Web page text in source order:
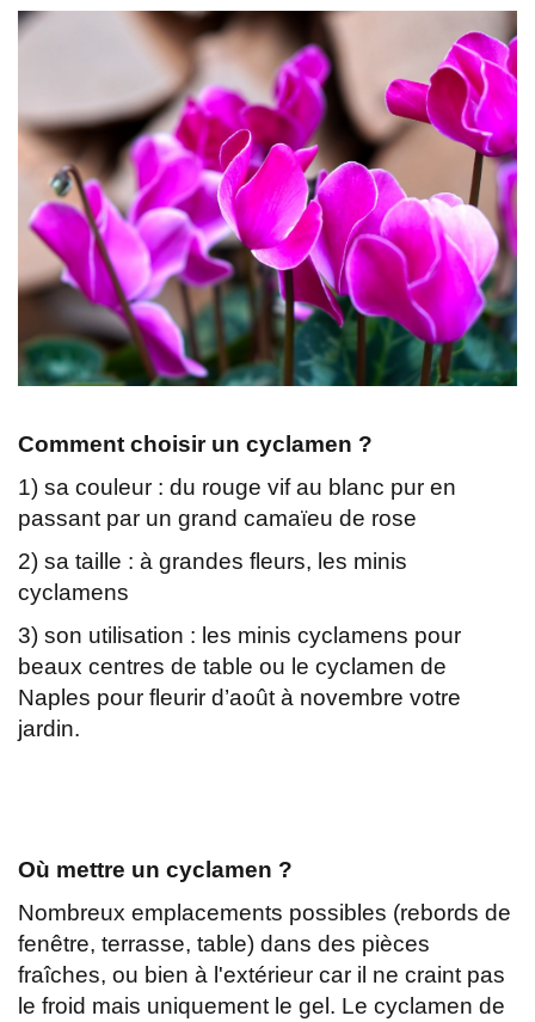
Comment choisir un cyclamen ?
1) sa couleur : du rouge vif au blanc pur en
passant par un grand camaïeu de rose
2) sa taille : à grandes fleurs, les minis
cyclamens
3) son utilisation : les minis cyclamens pour
beaux centres de table ou le cyclamen de
Naples pour fleurir d’août à novembre votre
jardin.
Où mettre un cyclamen ?
Nombreux emplacements possibles (rebords de
fenêtre, terrasse, table) dans des pièces
fraîches, ou bien à l'extérieur car il ne craint pas
le froid mais uniquement le gel. Le cyclamen de